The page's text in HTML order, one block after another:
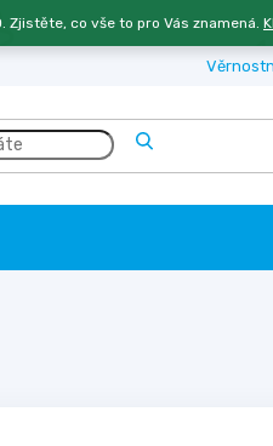
. Zjistěte, co vše to pro Vás znamená.